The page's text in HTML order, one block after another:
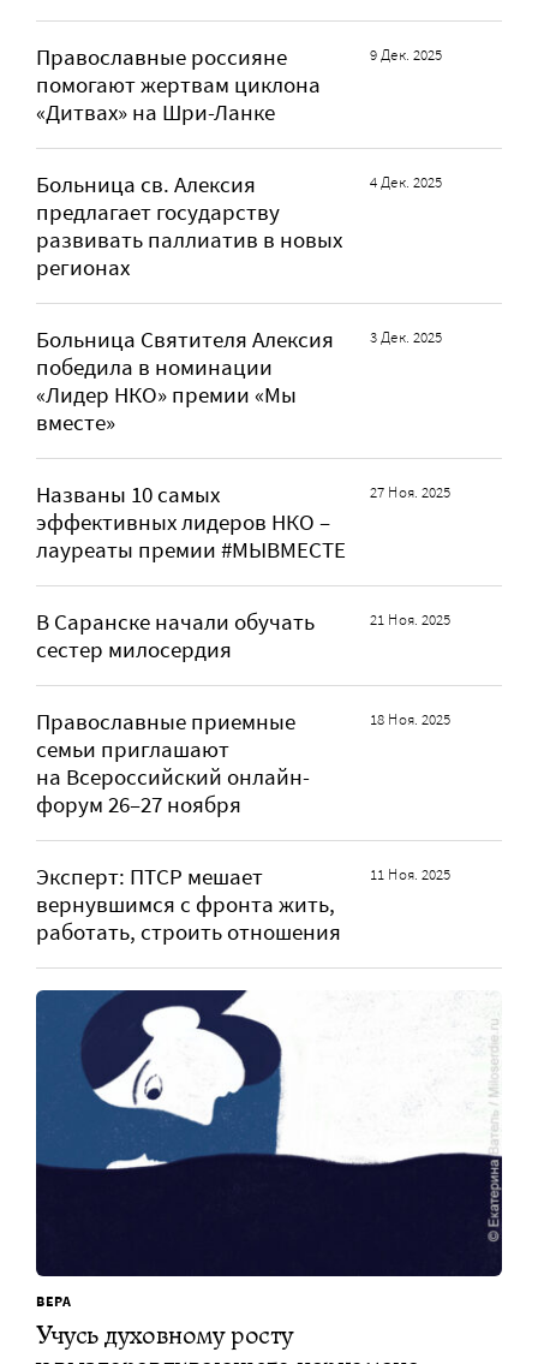
Православные россияне
помогают жертвам циклона
«Дитвах» на Шри-Ланке
9 Дек. 2025
Больница св. Алексия
предлагает государству
развивать паллиатив в новых
регионах
4 Дек. 2025
Больница Святителя Алексия
победила в номинации
«Лидер НКО» премии «Мы
вместе»
3 Дек. 2025
Названы 10 самых
эффективных лидеров НКО –
лауреаты премии #МЫВМЕСТЕ
27 Ноя. 2025
В Саранске начали обучать
сестер милосердия
21 Ноя. 2025
Православные приемные
семьи приглашают
на Всероссийский онлайн-
форум 26–27 ноября
18 Ноя. 2025
Эксперт: ПТСР мешает
вернувшимся с фронта жить,
работать, строить отношения
11 Ноя. 2025
ВЕРА
Учусь духовному росту